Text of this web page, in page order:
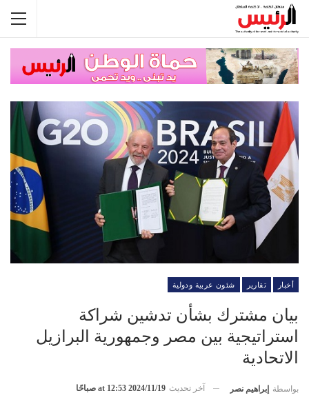
أخبار تقارير شئون عربية ودولية
بيان مشترك بشأن تدشين شراكة
استراتيجية بين مصر وجمهورية البرازيل
الاتحادية
بواسطة إبراهيم نصر آخر تحديث 2024/11/19 at 12:53 صباحًا